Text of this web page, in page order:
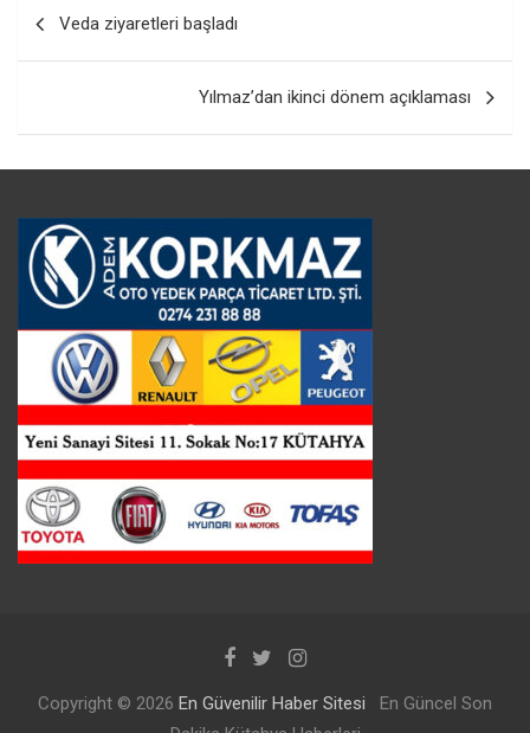
gezinmesi
Veda ziyaretleri başladı
Yılmaz’dan ikinci dönem açıklaması
Copyright © 2026 En Güvenilir Haber Sitesi
En Güncel Son